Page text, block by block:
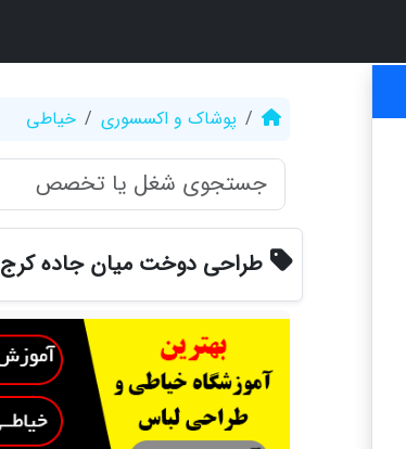
پوشاک و اکسسوری خیاطی
طراحی دوخت میان جاده کرج